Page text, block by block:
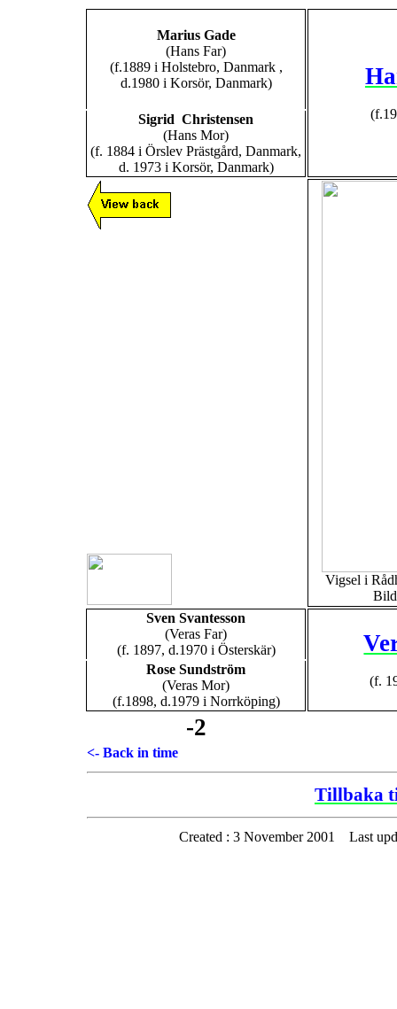
Marius Gade
(Hans Far)
(f.1889 i Holstebro, Danmark ,
d.1980 i Korsör, Danmark)
Sigrid Christensen
(Hans Mor)
(f. 1884 i Örslev Prästgård, Danmark,
d. 1973 i Korsör, Danmark)
Vigsel i
Sven Svantesson
(Veras Far)
(f. 1897, d.1970 i Österskär)
(f.
Rose Sundström
(Veras Mor)
(f.1898, d.1979 i Norrköping)
-2
<- Back in time
Tillbaka
Created : 3 November 2001 Last